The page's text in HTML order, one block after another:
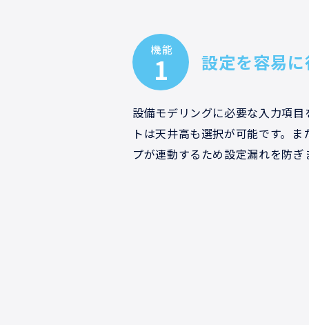
機能
1 設定を容易に
設備モデリングに必要な入力項
トは天井高も選択が可能です。
プが連動するため設定漏れを防ぎ